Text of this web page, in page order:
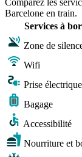
Comparez les
Barcelone en train.
Services à
Zone de
Wifi
Prise électrique
Bagage
Accessibilité
Nourriture et